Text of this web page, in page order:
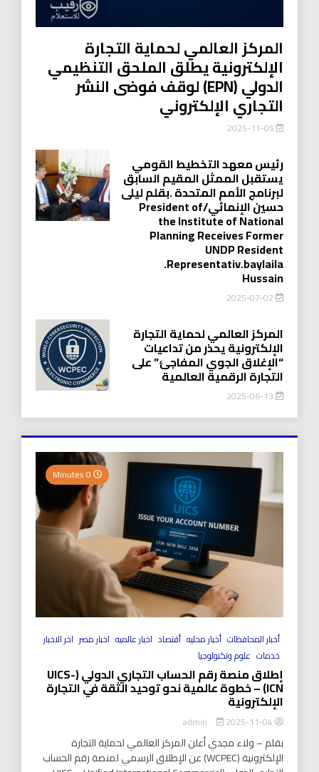
المركز العالمي لحماية التجارة
الإلكترونية يطلق الملحق التنظيمي
الدولي (EPN) لوقف فوضى النشر
التجاري الإلكتروني
رئيس معهد التخطيط القومي
يستقبل الممثل المقيم السابق
لبرنامج الأمم المتحدة .بقلم ليلى
حسين الإنمائي/President of
the Institute of National
Planning Receives Former
UNDP Resident
.Representativ.baylaila
Hussain
2025-07-02
المركز العالمي لحماية التجارة
الإلكترونية يحذر من تداعيات
“الإغلاق الجوي المفاجئ” على
التجارة الرقمية العالمية
2025-06-13
أخبار المحافظات أخبار محليه أقتصاد اخبار عالميه اخبار مصر اخر الاخبار
خدمات علوم وتكنولوجيا
إطلاق منصة رقم الحساب التجاري الدولي (UICS-
ICN) – خطوة عالمية نحو توحيد الثقة في التجارة
الإلكترونية
2025-11-04
بقلم – ولاء مجدي أعلن المركز العالمي لحماية التجارة
الإلكترونية (WCPEC) عن الإطلاق الرسمي لمنصة رقم الحساب